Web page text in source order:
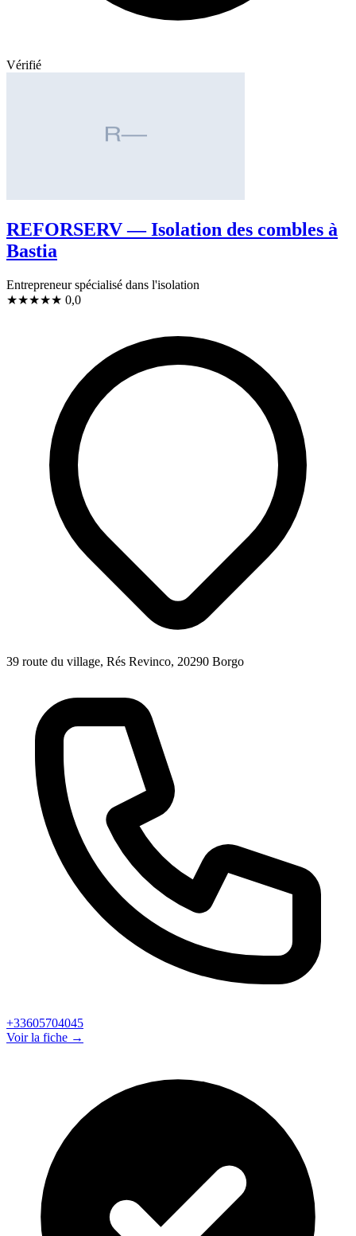
Vérifié
REFORSERV — Isolation des combles à
Bastia
Entrepreneur spécialisé dans l'isolation
★★★★★ 0,0
39 route du village, Rés Revinco, 20290 Borgo
+33605704045
Voir la fiche →